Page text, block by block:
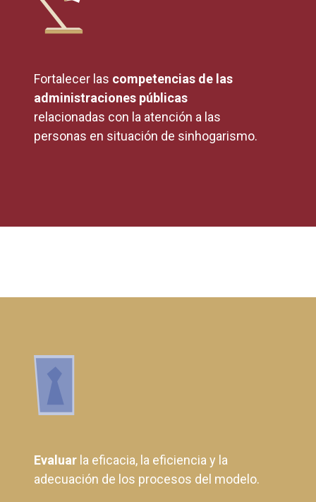
Fortalecer las competencias de las
administraciones públicas
relacionadas con la atención a las
personas en situación de sinhogarismo.
Evaluar la eficacia, la eficiencia y la
adecuación de los procesos del modelo.